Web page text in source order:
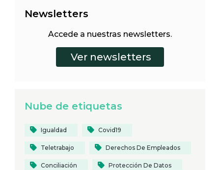
Newsletters
Accede a nuestras newsletters.
Nube de etiquetas
Igualdad Covid19
Teletrabajo Derechos De Empleados
Conciliación Protección De Datos